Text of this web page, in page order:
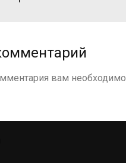
вам необходимо